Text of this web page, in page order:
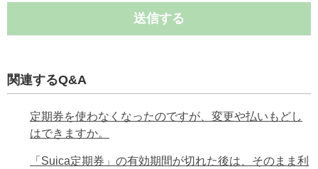
送信する
関連するQ&A
定期券を使わなくなったのですが、変更や払いもどし
はできますか。
「Suica定期券」の有効期間が切れた後は、そのまま利